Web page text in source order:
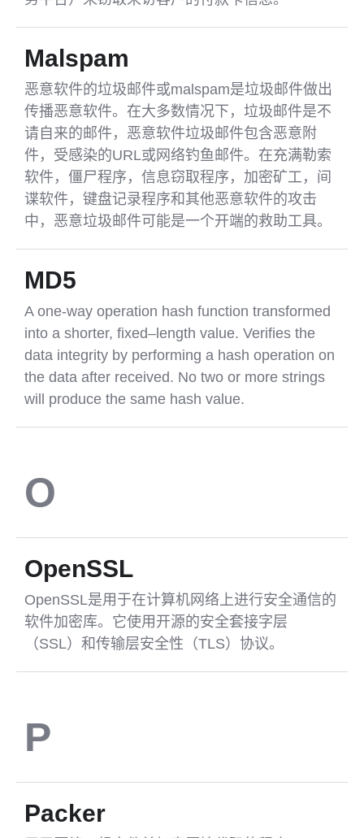
Malspam
恶意软件的垃圾邮件或malspam是垃圾邮件做出
传播恶意软件。在大多数情况下，垃圾邮件是不
请自来的邮件，恶意软件垃圾邮件包含恶意附
件，受感染的URL或网络钓鱼邮件。在充满勒索
软件，僵尸程序，信息窃取程序，加密矿工，间
谍软件，键盘记录程序和其他恶意软件的攻击
中，恶意垃圾邮件可能是一个开端的救助工具。
MD5
A one-way operation hash function transformed
into a shorter, fixed–length value. Verifies the
data integrity by performing a hash operation on
the data after received. No two or more strings
will produce the same hash value.
O
OpenSSL
OpenSSL是用于在计算机网络上进行安全通信的
软件加密库。它使用开源的安全套接字层
（SSL）和传输层安全性（TLS）协议。
P
Packer